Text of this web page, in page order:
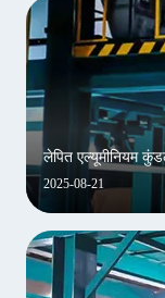
2025-08-21
लेपित एल्यूमीनियम